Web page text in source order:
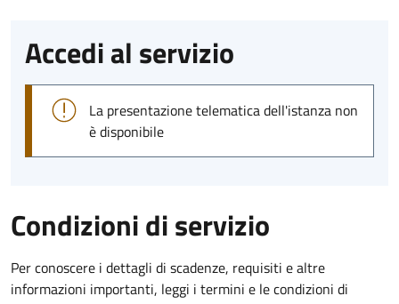
Accedi al servizio
La presentazione telematica dell'istanza non
è disponibile
Condizioni di servizio
Per conoscere i dettagli di scadenze, requisiti e altre
informazioni importanti, leggi i termini e le condizioni di